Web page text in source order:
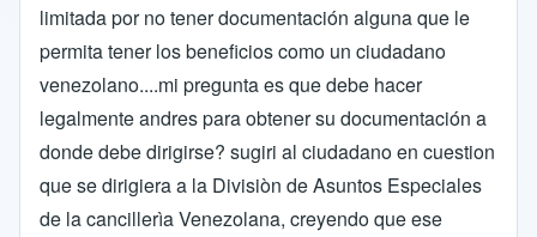
limitada por no tener documentación alguna que le
permita tener los beneficios como un ciudadano
venezolano....mi pregunta es que debe hacer
legalmente andres para obtener su documentación a
donde debe dirigirse? sugiri al ciudadano en cuestion
que se dirigiera a la Divisiòn de Asuntos Especiales
de la cancillerìa Venezolana, creyendo que ese